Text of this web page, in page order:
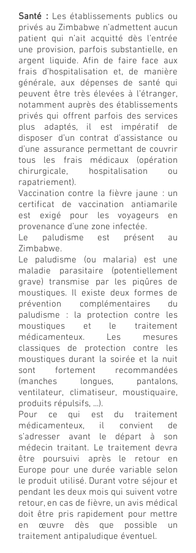
Santé : Les établissements publics ou
privés au Zimbabwe n’admettent aucun
patient qui n’ait acquitté dès l’entrée
une provision, parfois substantielle, en
argent liquide. Afin de faire face aux
frais d’hospitalisation et, de manière
générale, aux dépenses de santé qui
peuvent être très élevées à l’étranger,
notamment auprès des établissements
privés qui offrent parfois des services
plus adaptés, il est impératif de
disposer d’un contrat d’assistance ou
d’une assurance permettant de couvrir
tous les frais médicaux (opération
chirurgicale, hospitalisation ou
rapatriement).
Vaccination contre la fièvre jaune : un
certificat de vaccination antiamarile
est exigé pour les voyageurs en
provenance d’une zone infectée.
Le paludisme est présent au
Zimbabwe.
Le paludisme (ou malaria) est une
maladie parasitaire (potentiellement
grave) transmise par les piqûres de
moustiques. Il existe deux formes de
prévention complémentaires du
paludisme : la protection contre les
moustiques et le traitement
médicamenteux. Les mesures
classiques de protection contre les
moustiques durant la soirée et la nuit
sont fortement recommandées
(manches longues, pantalons,
ventilateur, climatiseur, moustiquaire,
produits répulsifs, ...).
Pour ce qui est du traitement
médicamenteux, il convient de
s’adresser avant le départ à son
médecin traitant. Le traitement devra
être poursuivi après le retour en
Europe pour une durée variable selon
le produit utilisé. Durant votre séjour et
pendant les deux mois qui suivent votre
retour, en cas de fièvre, un avis médical
doit être pris rapidement pour mettre
en œuvre dès que possible un
traitement antipaludique éventuel.